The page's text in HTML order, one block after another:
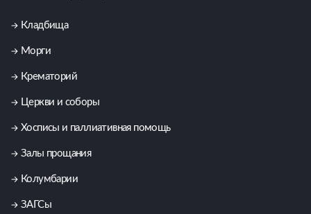
Кладбища
Морги
Крематорий
Церкви и соборы
Хосписы и паллиативная помощь
Залы прощания
Колумбарии
ЗАГСы